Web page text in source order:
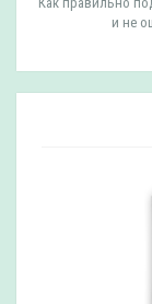
и не